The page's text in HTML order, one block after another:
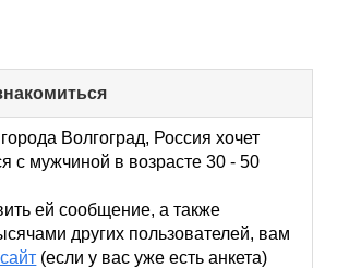
to
collapse
contents
города Волгоград, Россия хочет
с мужчиной в возрасте 30 - 50
ей сообщение, а также
других пользователей, вам
(если у вас уже есть анкета)